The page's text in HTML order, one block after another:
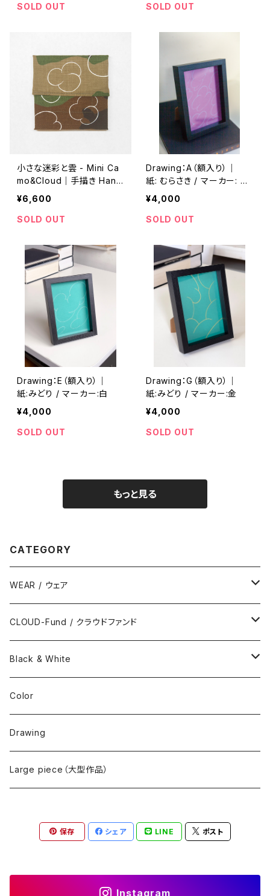
SOLD OUT
SOLD OUT
小さな迷彩と雲 - Mini Ca
mo&Cloud｜手描き Hand
-drawn｜10cm*10cm｜2
0250605
¥6,600
SOLD OUT
Drawing：A（額入り）｜
紙: むらさき / マーカー: ミ
ントグリーン
¥4,000
SOLD OUT
Drawing：E（額入り）｜
紙:みどり / マーカー:白
¥4,000
SOLD OUT
Drawing：G（額入り）｜
紙:みどり / マーカー:金
¥4,000
SOLD OUT
もっと見る
CATEGORY
WEAR / ウェア
Kids / キッズ
T-SHIRT / Tシャツ
CLOUD-Fund / クラウドファンド
A (Woodland)
B (Multicam)
C (Navy)
D (Army)
Black & White
3 piece
1 piece
Color
Drawing
Large piece（大型作品）
保存 シェア LINE ポスト
Instagram